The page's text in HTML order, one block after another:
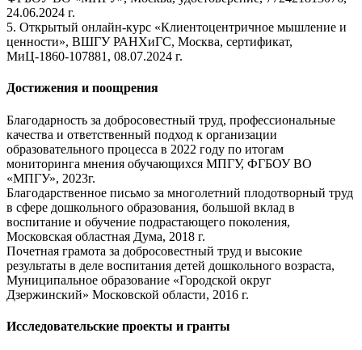
24.06.2024 г.
5. Открытый онлайн-курс «Клиентоцентричное мышление и
ценности», ВШГУ РАНХиГС, Москва, сертификат,
МиЦ-1860-107881, 08.07.2024 г.
Достижения и поощрения
Благодарность за добросовестный труд, профессиональные
качества и ответственный подход к организации
образовательного процесса в 2022 году по итогам
мониторинга мнения обучающихся МПГУ, ФГБОУ ВО
«МПГУ», 2023г.
Благодарственное письмо за многолетний плодотворный труд
в сфере дошкольного образования, большой вклад в
воспитание и обучение подрастающего поколения,
Московская областная Дума, 2018 г.
Почетная грамота за добросовестный труд и высокие
результаты в деле воспитания детей дошкольного возраста,
Муниципальное образование «Городской округ
Дзержинский» Московской области, 2016 г.
Исследовательские проекты и гранты